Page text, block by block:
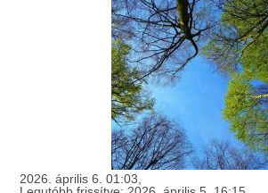
2026. április 6. 01:03,